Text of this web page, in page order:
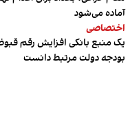
آماده می‌شود
اختصاصی
یک منبع بانکی افزایش رقم
بودجه دولت مرتبط دانست